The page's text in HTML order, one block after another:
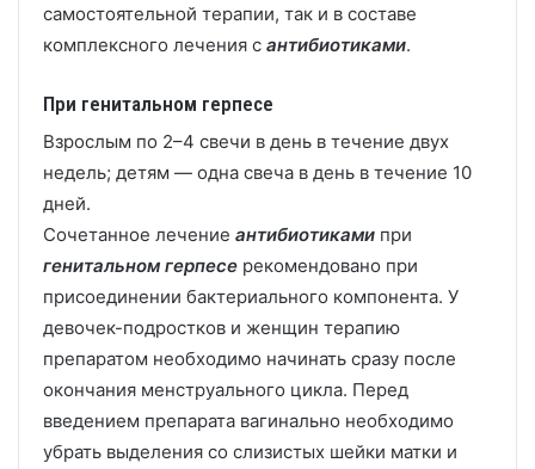
самостоятельной терапии, так и в составе
комплексного лечения с антибиотиками.
При генитальном герпесе
Взрослым по 2–4 свечи в день в течение двух
недель; детям — одна свеча в день в течение 10
дней.
Сочетанное лечение антибиотиками при
генитальном герпесе рекомендовано при
присоединении бактериального компонента. У
девочек-подростков и женщин терапию
препаратом необходимо начинать сразу после
окончания менструального цикла. Перед
введением препарата вагинально необходимо
убрать выделения со слизистых шейки матки и